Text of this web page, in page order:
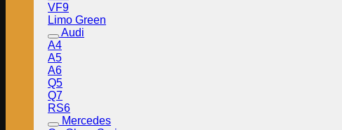
VF9
Limo Green
Audi
A4
A5
A6
Q5
Q7
RS6
Mercedes